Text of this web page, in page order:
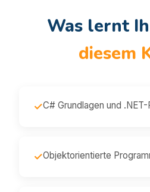
Was lernt
diesem
✓C# Grundlagen und
✓Objektorientierte